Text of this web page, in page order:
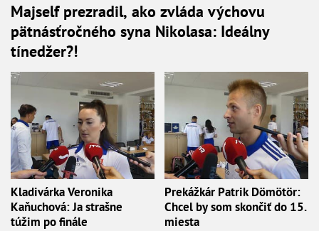
Majself prezradil, ako zvláda výchovu
pätnásťročného syna Nikolasa: Ideálny
tínedžer?!
Kladivárka Veronika
Kaňuchová: Ja strašne
túžim po finále
Prekážkár Patrik Dömötör:
Chcel by som skončiť do 15.
miesta